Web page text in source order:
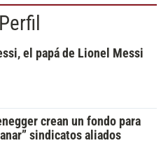
el papá de Lionel Messi
crean un fondo para
sindicatos aliados